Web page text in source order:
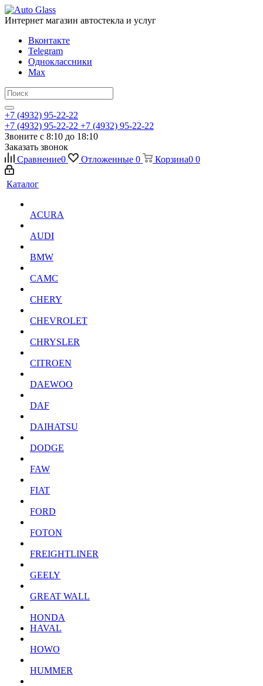
Интернет магазин автостекла и услуг
Вконтакте
Telegram
Одноклассники
Max
+7 (4932) 95-22-22
+7 (4932) 95-22-22 +7 (4932) 95-22-22
Звоните с 8:10 до 18:10
Заказать звонок
Сравнение0 Отложенные 0 Корзина0 0
Каталог
ACURA
AUDI
BMW
CAMC
CHERY
CHEVROLET
CHRYSLER
CITROEN
DAEWOO
DAF
DAIHATSU
DODGE
FAW
FIAT
FORD
FOTON
FREIGHTLINER
GEELY
GREAT WALL
HONDA
HAVAL
HOWO
HUMMER